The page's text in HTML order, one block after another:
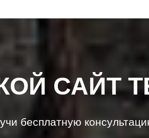
САЙТ
бесплатную